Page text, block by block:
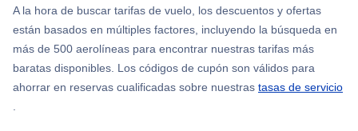
A la hora de buscar tarifas de vuelo, los descuentos y ofertas
están basados en múltiples factores, incluyendo la búsqueda en
más de 500 aerolíneas para encontrar nuestras tarifas más
baratas disponibles. Los códigos de cupón son válidos para
ahorrar en reservas cualificadas sobre nuestras tasas de servicio
.